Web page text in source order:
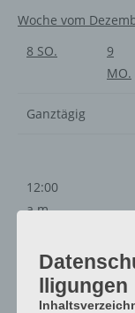
Woche vom
8 SO.
9
MO.
Ganztägig
12:00
a.m.
a.m.
2:00
a.m.
lligungen